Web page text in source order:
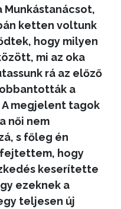
Munkástanácsot,
ketten voltunk
hogy milyen
mi az oka
rá az előző
a
megjelent tagok
női nem
s főleg én
hogy
keserítette
ezeknek a
teljesen új